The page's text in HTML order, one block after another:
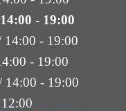
- 19:00
14:00 - 19:00
- 19:00
14:00 - 19:00